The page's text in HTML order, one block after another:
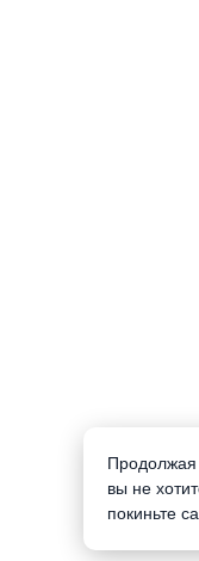
Продолжая
вы не
покиньте